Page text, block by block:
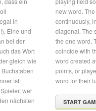
in
Eine und
bei der
das Wort
gleich wie
ist:
wer
nächsten
new word.
continuously,
diagonal. The
the one word.
coincide with
word created
points, or
word for their
START